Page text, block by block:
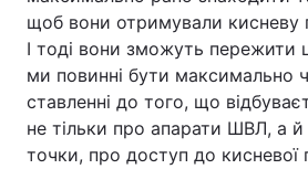
щоб вони отримували кисневу
І тоді вони зможуть пережити
ми повинні бути максимально
ставленні до того, що
не тільки про апарати ШВЛ, а й
точки, про доступ до кисневої